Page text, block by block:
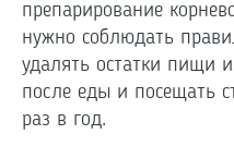
препарирование
нужно соблюдать
удалять остатки пищи
после еды и посещать
раз в год.